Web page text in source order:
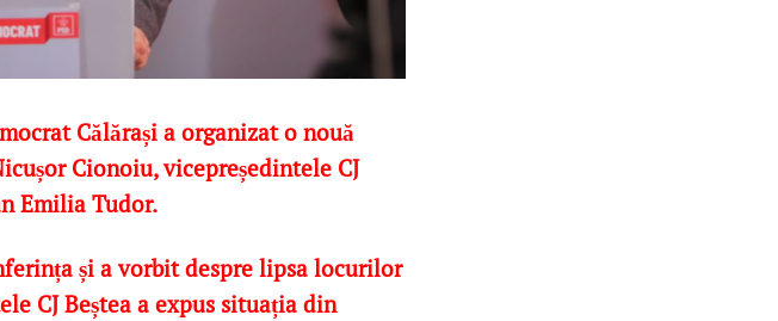
Călărași a organizat o nouă
Cionoiu, vicepreședintele CJ
Emilia Tudor.
și a vorbit despre lipsa locurilor
CJ Beștea a expus situația din